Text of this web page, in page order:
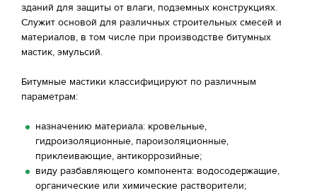
зданий для защиты от влаги, подземных конструкциях.
Служит основой для различных строительных смесей и
материалов, в том числе при производстве битумных
мастик, эмульсий.
Битумные мастики классифицируют по различным
параметрам:
назначению материала: кровельные,
гидроизоляционные, пароизоляционные,
приклеивающие, антикоррозийные;
виду разбавляющего компонента: водосодержащие,
органические или химические растворители;